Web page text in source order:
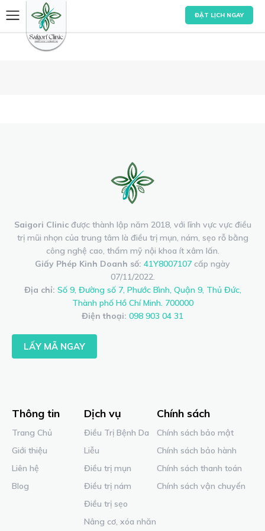
ĐẶT LỊCH NGAY
Saigori Clinicđược thành lập năm 2018, với lĩnh vực vực điều
trị mũi nhọn của trung tâm là điều trị mụn, nám, sẹo rỗ bằng
công nghệ cao, thẩm mỹ nội khoa ít xâm lấn.
Giấy Phép Kinh Doanh số: 41Y8007107 cấp ngày
07/11/2022.
Địa chỉ: Số 9, Đường số 7, Phước Bình, Quận 9, Thủ Đức,
Thành phố Hồ Chí Minh. 700000
Điện thoại: 098 903 04 31
LẤY MÃ NGAY
Thông tin
Trang Chủ
Giới thiệu
Liên hệ
Blog
Dịch vụ
Điều Trị Bệnh Da
Liễu
Điều trị mụn
Điều trị nám
Điều trị sẹo
Nâng cơ, xóa nhăn
Chính sách
Chính sách bảo mật
Chính sách bảo hành
Chính sách thanh toán
Chính sách vận chuyển